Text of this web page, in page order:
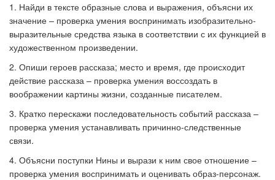
1. Найди в тексте образные слова и выражения, объясни их
значение – проверка умения воспринимать изобразительно-
выразительные средства языка в соответствии с их функцией в
художественном произведении.
2. Опиши героев рассказа; место и время, где происходит
действие рассказа – проверка умения воссоздать в
воображении картины жизни, созданные писателем.
3. Кратко перескажи последовательность событий рассказа –
проверка умения устанавливать причинно-следственные
связи.
4. Объясни поступки Нины и вырази к ним свое отношение –
проверка умения воспринимать и оценивать образ-персонаж.